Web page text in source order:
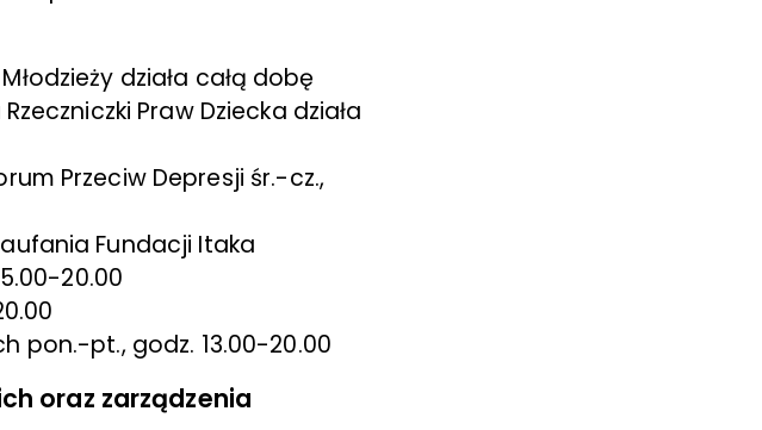
działa całą dobę
Praw Dziecka działa
Przeciw Depresji śr.-cz.,
Fundacji Itaka
20.00
pon.-pt., godz. 13.00-20.00
oraz zarządzenia